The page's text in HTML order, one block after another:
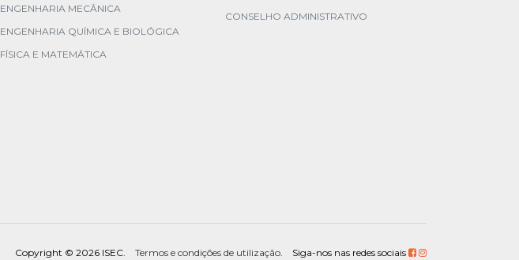
ENGENHARIA MECÂNICA
ENGENHARIA QUÍMICA E BIOLÓGICA
FÍSICA E MATEMÁTICA
CONSELHO ADMINISTRATIVO
Copyright © 2026 ISEC. Termos e condições de utilização. Siga-nos nas redes sociais